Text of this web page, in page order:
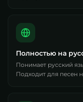
Полностью на
Понимает русский
Подходит для песен